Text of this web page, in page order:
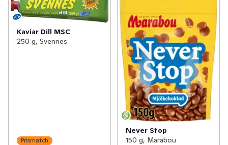
Kaviar Dill MSC
250 g, Svennes
Prismatch
Never Stop
150 g, Marabou